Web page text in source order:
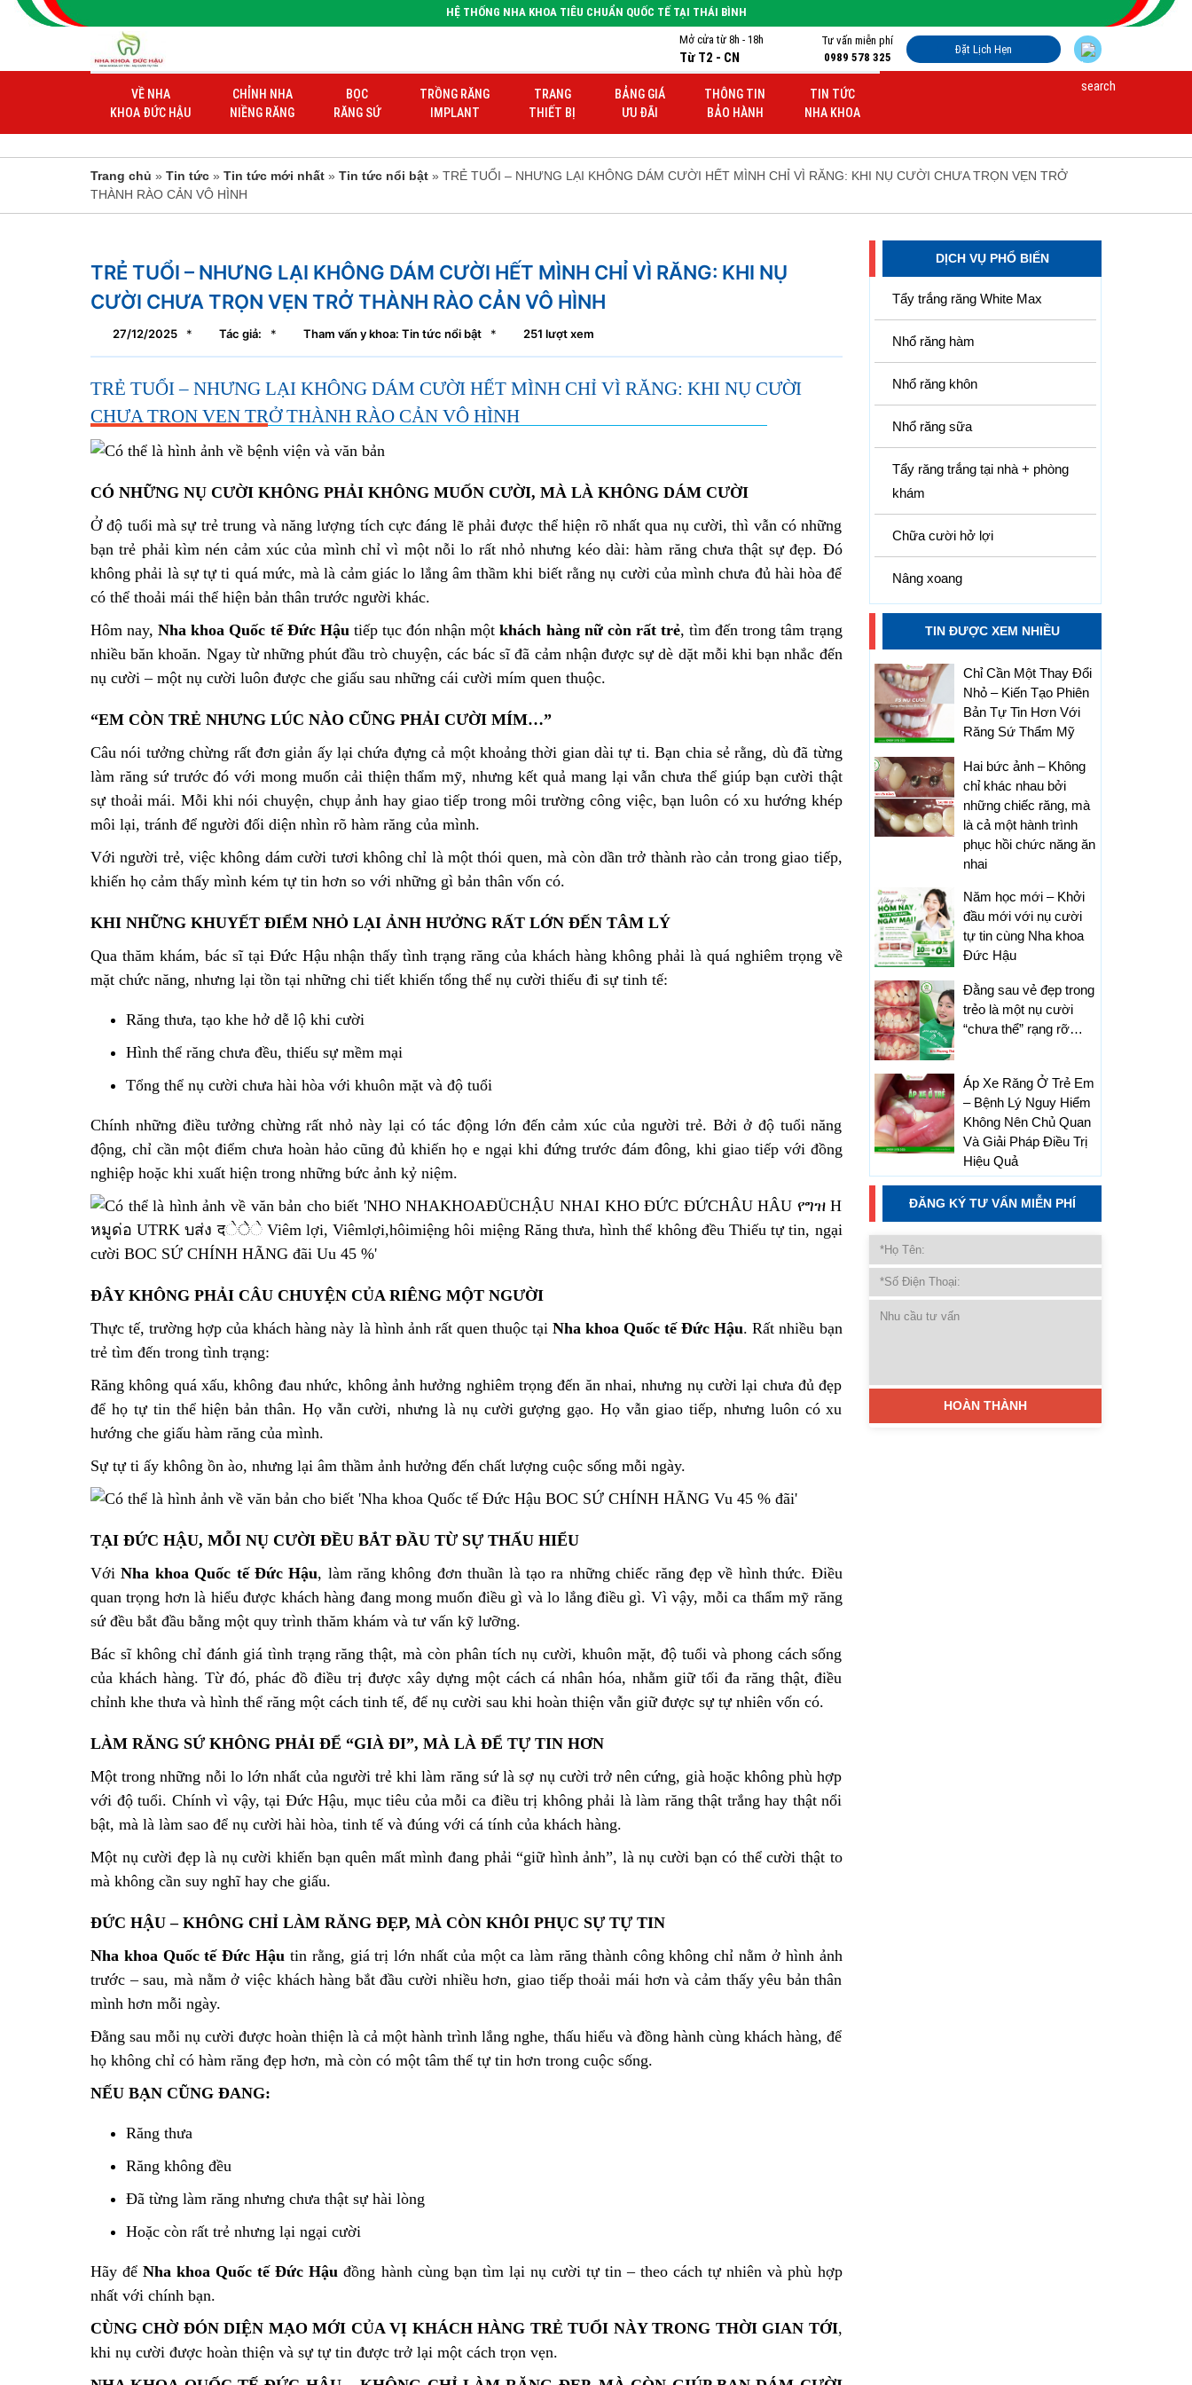
HỆ THỐNG NHA KHOA TIÊU CHUẨN QUỐC TẾ TẠI THÁI BÌNH
Mở cửa từ 8h - 18h
Từ T2 - CN
Tư vấn miễn phí
0989 578 325
Đặt Lịch Hẹn
VỀ NHA
KHOA ĐỨC HẬU
CHỈNH NHA
NIỀNG RĂNG
BỌC
RĂNG SỨ
TRỒNG RĂNG
IMPLANT
TRANG
THIẾT BỊ
BẢNG GIÁ
ƯU ĐÃI
THÔNG TIN
BẢO HÀNH
TIN TỨC
NHA KHOA
Trang chủ » Tin tức » Tin tức mới nhất » Tin tức nổi bật » TRẺ TUỔI – NHƯNG LẠI KHÔNG DÁM CƯỜI HẾT MÌNH CHỈ VÌ RĂNG: KHI NỤ CƯỜI CHƯA TRỌN VẸN TRỞ
THÀNH RÀO CẢN VÔ HÌNH
TRẺ TUỔI – NHƯNG LẠI KHÔNG DÁM CƯỜI HẾT MÌNH CHỈ VÌ RĂNG: KHI NỤ
CƯỜI CHƯA TRỌN VẸN TRỞ THÀNH RÀO CẢN VÔ HÌNH
27/12/2025 * Tác giả: * Tham vấn y khoa: Tin tức nổi bật * 251 lượt xem
TRẺ TUỔI – NHƯNG LẠI KHÔNG DÁM CƯỜI HẾT MÌNH CHỈ VÌ RĂNG: KHI NỤ CƯỜI
CHƯA TRỌN VẸN TRỞ THÀNH RÀO CẢN VÔ HÌNH
CÓ NHỮNG NỤ CƯỜI KHÔNG PHẢI KHÔNG MUỐN CƯỜI, MÀ LÀ KHÔNG DÁM CƯỜI
Ở độ tuổi mà sự trẻ trung và năng lượng tích cực đáng lẽ phải được thể hiện rõ nhất qua nụ cười, thì vẫn có những
bạn trẻ phải kìm nén cảm xúc của mình chỉ vì một nỗi lo rất nhỏ nhưng kéo dài: hàm răng chưa thật sự đẹp. Đó
không phải là sự tự ti quá mức, mà là cảm giác lo lắng âm thầm khi biết rằng nụ cười của mình chưa đủ hài hòa để
có thể thoải mái thể hiện bản thân trước người khác.
Hôm nay,Nha khoa Quốc tế Đức Hậutiếp tục đón nhận mộtkhách hàng nữ còn rất trẻ, tìm đến trong tâm trạng
nhiều băn khoăn. Ngay từ những phút đầu trò chuyện, các bác sĩ đã cảm nhận được sự dè dặt mỗi khi bạn nhắc đến
nụ cười – một nụ cười luôn được che giấu sau những cái cười mím quen thuộc.
“EM CÒN TRẺ NHƯNG LÚC NÀO CŨNG PHẢI CƯỜI MÍM…”
Câu nói tưởng chừng rất đơn giản ấy lại chứa đựng cả một khoảng thời gian dài tự ti. Bạn chia sẻ rằng, dù đã từng
làm răng sứ trước đó với mong muốn cải thiện thẩm mỹ, nhưng kết quả mang lại vẫn chưa thể giúp bạn cười thật
sự thoải mái. Mỗi khi nói chuyện, chụp ảnh hay giao tiếp trong môi trường công việc, bạn luôn có xu hướng khép
môi lại, tránh để người đối diện nhìn rõ hàm răng của mình.
Với người trẻ, việc không dám cười tươi không chỉ là một thói quen, mà còn dần trở thành rào cản trong giao tiếp,
khiến họ cảm thấy mình kém tự tin hơn so với những gì bản thân vốn có.
KHI NHỮNG KHUYẾT ĐIỂM NHỎ LẠI ẢNH HƯỞNG RẤT LỚN ĐẾN TÂM LÝ
Qua thăm khám, bác sĩ tại Đức Hậu nhận thấy tình trạng răng của khách hàng không phải là quá nghiêm trọng về
mặt chức năng, nhưng lại tồn tại những chi tiết khiến tổng thể nụ cười thiếu đi sự tinh tế:
Răng thưa, tạo khe hở dễ lộ khi cười
Hình thể răng chưa đều, thiếu sự mềm mại
Tổng thể nụ cười chưa hài hòa với khuôn mặt và độ tuổi
Chính những điều tưởng chừng rất nhỏ này lại có tác động lớn đến cảm xúc của người trẻ. Bởi ở độ tuổi năng
động, chỉ cần một điểm chưa hoàn hảo cũng đủ khiến họ e ngại khi đứng trước đám đông, khi giao tiếp với đồng
nghiệp hoặc khi xuất hiện trong những bức ảnh kỷ niệm.
ĐÂY KHÔNG PHẢI CÂU CHUYỆN CỦA RIÊNG MỘT NGƯỜI
Thực tế, trường hợp của khách hàng này là hình ảnh rất quen thuộc tại Nha khoa Quốc tế Đức Hậu. Rất nhiều bạn
trẻ tìm đến trong tình trạng:
Răng không quá xấu, không đau nhức, không ảnh hưởng nghiêm trọng đến ăn nhai, nhưng nụ cười lại chưa đủ đẹp
để họ tự tin thể hiện bản thân. Họ vẫn cười, nhưng là nụ cười gượng gạo. Họ vẫn giao tiếp, nhưng luôn có xu
hướng che giấu hàm răng của mình.
Sự tự ti ấy không ồn ào, nhưng lại âm thầm ảnh hưởng đến chất lượng cuộc sống mỗi ngày.
TẠI ĐỨC HẬU, MỖI NỤ CƯỜI ĐỀU BẮT ĐẦU TỪ SỰ THẤU HIỂU
VớiNha khoa Quốc tế Đức Hậu, làm răng không đơn thuần là tạo ra những chiếc răng đẹp về hình thức. Điều
quan trọng hơn là hiểu được khách hàng đang mong muốn điều gì và lo lắng điều gì. Vì vậy, mỗi ca thẩm mỹ răng
sứ đều bắt đầu bằng một quy trình thăm khám và tư vấn kỹ lưỡng.
Bác sĩ không chỉ đánh giá tình trạng răng thật, mà còn phân tích nụ cười, khuôn mặt, độ tuổi và phong cách sống
của khách hàng. Từ đó, phác đồ điều trị được xây dựng một cách cá nhân hóa, nhằm giữ tối đa răng thật, điều
chỉnh khe thưa và hình thể răng một cách tinh tế, để nụ cười sau khi hoàn thiện vẫn giữ được sự tự nhiên vốn có.
LÀM RĂNG SỨ KHÔNG PHẢI ĐỂ “GIÀ ĐI”, MÀ LÀ ĐỂ TỰ TIN HƠN
Một trong những nỗi lo lớn nhất của người trẻ khi làm răng sứ là sợ nụ cười trở nên cứng, già hoặc không phù hợp
với độ tuổi. Chính vì vậy, tại Đức Hậu, mục tiêu của mỗi ca điều trị không phải là làm răng thật trắng hay thật nổi
bật, mà là làm sao để nụ cười hài hòa, tinh tế và đúng với cá tính của khách hàng.
Một nụ cười đẹp là nụ cười khiến bạn quên mất mình đang phải “giữ hình ảnh”, là nụ cười bạn có thể cười thật to
mà không cần suy nghĩ hay che giấu.
ĐỨC HẬU – KHÔNG CHỈ LÀM RĂNG ĐẸP, MÀ CÒN KHÔI PHỤC SỰ TỰ TIN
Nha khoa Quốc tế Đức Hậu tin rằng, giá trị lớn nhất của một ca làm răng thành công không chỉ nằm ở hình ảnh
trước – sau, mà nằm ở việc khách hàng bắt đầu cười nhiều hơn, giao tiếp thoải mái hơn và cảm thấy yêu bản thân
mình hơn mỗi ngày.
Đằng sau mỗi nụ cười được hoàn thiện là cả một hành trình lắng nghe, thấu hiểu và đồng hành cùng khách hàng, để
họ không chỉ có hàm răng đẹp hơn, mà còn có một tâm thế tự tin hơn trong cuộc sống.
NẾU BẠN CŨNG ĐANG:
Răng thưa
Răng không đều
Đã từng làm răng nhưng chưa thật sự hài lòng
Hoặc còn rất trẻ nhưng lại ngại cười
Hãy đểNha khoa Quốc tế Đức Hậu đồng hành cùng bạn tìm lại nụ cười tự tin – theo cách tự nhiên và phù hợp
nhất với chính bạn.
CÙNG CHỜ ĐÓN DIỆN MẠO MỚI CỦA VỊ KHÁCH HÀNG TRẺ TUỔI NÀY TRONG THỜI GIAN TỚI,
khi nụ cười được hoàn thiện và sự tự tin được trở lại một cách trọn vẹn.
DỊCH VỤ PHỔ BIẾN
Tẩy trắng răng White Max
Nhổ răng hàm
Nhổ răng khôn
Nhổ răng sữa
Tẩy răng trắng tại nhà + phòng
khám
Chữa cười hở lợi
Nâng xoang
TIN ĐƯỢC XEM NHIỀU
Chỉ Cần Một Thay Đổi
Nhỏ – Kiến Tạo Phiên
Bản Tự Tin Hơn Với
Răng Sứ Thẩm Mỹ
Hai bức ảnh – Không
chỉ khác nhau bởi
những chiếc răng, mà
là cả một hành trình
phục hồi chức năng ăn
nhai
Năm học mới – Khởi
đầu mới với nụ cười
tự tin cùng Nha khoa
Đức Hậu
Đằng sau vẻ đẹp trong
trẻo là một nụ cười
“chưa thể” rạng rỡ…
Áp Xe Răng Ở Trẻ Em
– Bệnh Lý Nguy Hiểm
Không Nên Chủ Quan
Và Giải Pháp Điều Trị
Hiệu Quả
ĐĂNG KÝ TƯ VẤN MIỄN PHÍ